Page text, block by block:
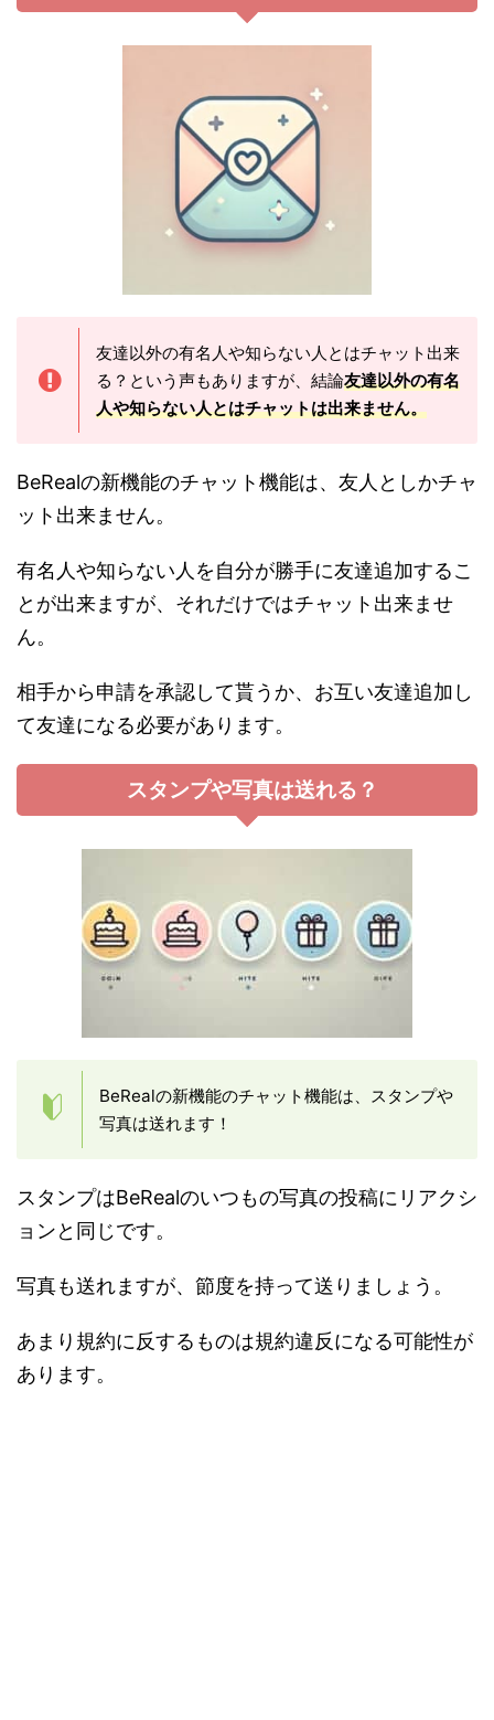
友達以外の有名人や知らない人とはチャット出来
る？という声もありますが、結論友達以外の有名
人や知らない人とはチャットは出来ません。
BeRealの新機能のチャット機能は、友人としかチャ
ット出来ません。
有名人や知らない人を自分が勝手に友達追加するこ
とが出来ますが、それだけではチャット出来ませ
ん。
相手から申請を承認して貰うか、お互い友達追加し
て友達になる必要があります。
スタンプや写真は送れる？
BeRealの新機能のチャット機能は、スタンプや
写真は送れます！
スタンプはBeRealのいつもの写真の投稿にリアクシ
ョンと同じです。
写真も送れますが、節度を持って送りましょう。
あまり規約に反するものは規約違反になる可能性が
あります。